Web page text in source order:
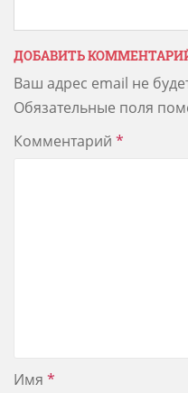
ДОБАВИТЬ
Ваш адрес email не
Обязательные поля
Комментарий *
Имя *